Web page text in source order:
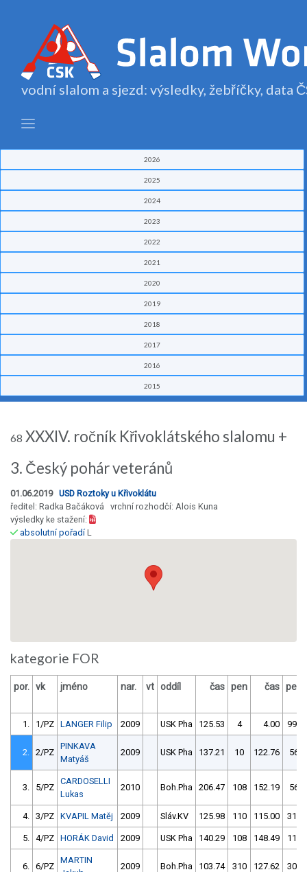
vodní slalom a sjezd: výsledky, žebříčky, data
2026
2025
2024
2023
2022
2021
2020
2019
2018
2017
2016
2015
68 XXXIV. ročník Křivoklátského slalomu +
3. Český pohár veteránů
01.06.2019 USD Roztoky u Křivoklátu
ředitel: Radka Bačáková vrchní rozhodčí: Alois Kuna
výsledky ke stažení:
absolutní pořadíL
kategorie FOR
por. vk jméno nar. vt oddíl čas pen čas pen
1. 1/PZ LANGER Filip 2009 USK Pha 125.53 4 4.00 999
2. 2/PZ
PINKAVA
Matyáš
2009 USK Pha 137.21 10 122.76 56
3. 5/PZ
CARDOSELLI
Lukas
2010 Boh.Pha 206.47 108 152.19 56
4. 3/PZ KVAPIL Matěj 2009 Sláv.KV 125.98 110 115.00 310
5. 4/PZ HORÁK David 2009 USK Pha 140.29 108 148.49 114
6. 6/PZ
MARTIN
2009 Boh.Pha 103.74 310 127.62 304